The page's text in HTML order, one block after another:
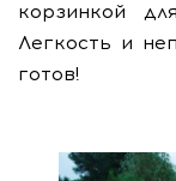
корзинкой
Легкость и
готов!